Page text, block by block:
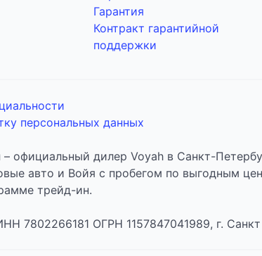
Гарантия
Контракт гарантийной
поддержки
персональных данных
– официальный дилер Voyah в Санкт-
авто и Войя с пробегом по выгодным
трейд-ин.
7802266181 ОГРН 1157847041989, г. Санкт